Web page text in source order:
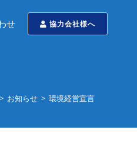
協力会社様へ
せ
> お知らせ > 環境経営宣言